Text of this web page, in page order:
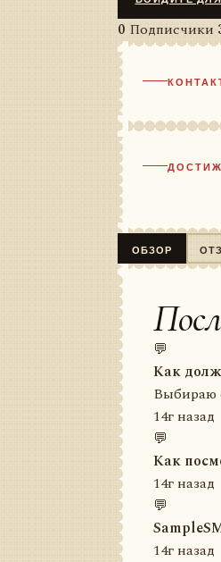
0 Подписчики
ОБЗОР
💬
Как
Выбираю
14г назад
💬
Как
14г назад
💬
14г назад